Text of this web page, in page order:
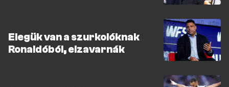
Elegük van a szurkolóknak
Ronaldóból, elzavarnák